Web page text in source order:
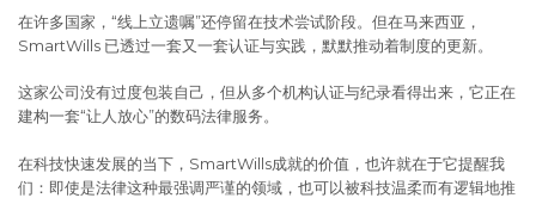
在许多国家，“线上立遗嘱”还停留在技术尝试阶段。但在马来西亚，
SmartWills 已透过一套又一套认证与实践，默默推动着制度的更新。
这家公司没有过度包装自己，但从多个机构认证与纪录看得出来，它正在
建构一套“让人放心”的数码法律服务。
在科技快速发展的当下，SmartWills成就的价值，也许就在于它提醒我
们：即使是法律这种最强调严谨的领域，也可以被科技温柔而有逻辑地推